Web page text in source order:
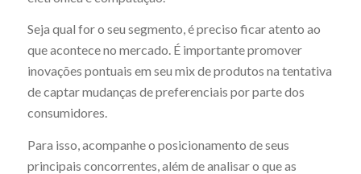
Seja qual for o seu segmento, é preciso ficar atento ao
que acontece no mercado. É importante promover
inovações pontuais em seu mix de produtos na tentativa
de captar mudanças de preferenciais por parte dos
consumidores.
Para isso, acompanhe o posicionamento de seus
principais concorrentes, além de analisar o que as